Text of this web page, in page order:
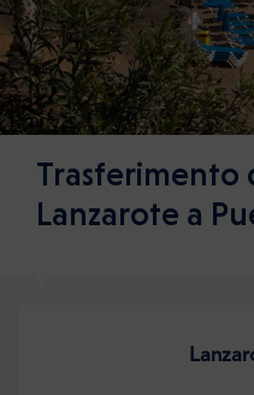
Trasferimento
Lanzarote a